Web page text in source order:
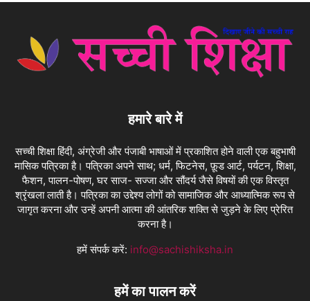
हमारे बारे में
सच्ची शिक्षा हिंदी, अंग्रेजी और पंजाबी भाषाओं में प्रकाशित होने वाली एक बहुभाषी
मासिक पत्रिका है। पत्रिका अपने साथ; धर्म, फिटनेस, फ़ूड आर्ट, पर्यटन, शिक्षा,
फैशन, पालन-पोषण, घर साज- सज्जा और सौंदर्य जैसे विषयों की एक विस्तृत
श्रृंखला लाती है। पत्रिका का उद्देश्य लोगों को सामाजिक और आध्यात्मिक रूप से
जागृत करना और उन्हें अपनी आत्मा की आंतरिक शक्ति से जुड़ने के लिए प्रेरित
करना है।
हमें संपर्क करें: info@sachishiksha.in
हमें का पालन करें